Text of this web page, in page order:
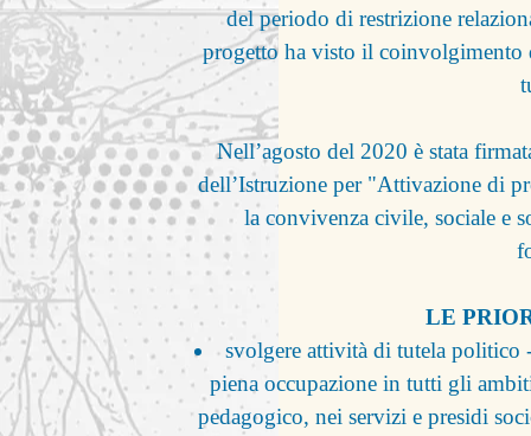
del periodo di restrizione
progetto ha visto il coinvolgimento
Nell’agosto del 2020 è stata
dell’Istruzione per "Attivazione di
la convivenza civile, sociale e
LE
svolgere attività di tutela politico
piena occupazione in tutti gli
pedagogico, nei servizi e presidi